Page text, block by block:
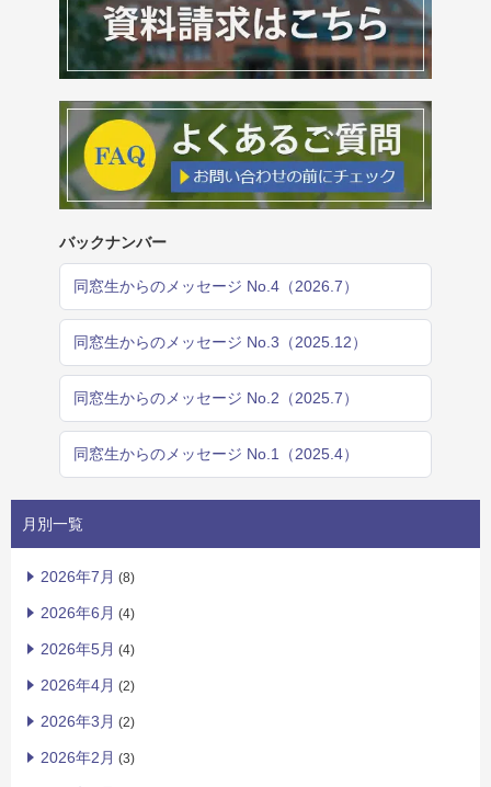
バックナンバー
同窓生からのメッセージ No.4（2026.7）
同窓生からのメッセージ No.3（2025.12）
同窓生からのメッセージ No.2（2025.7）
同窓生からのメッセージ No.1（2025.4）
月別一覧
2026年7月 (8)
2026年6月 (4)
2026年5月 (4)
2026年4月 (2)
2026年3月 (2)
2026年2月 (3)